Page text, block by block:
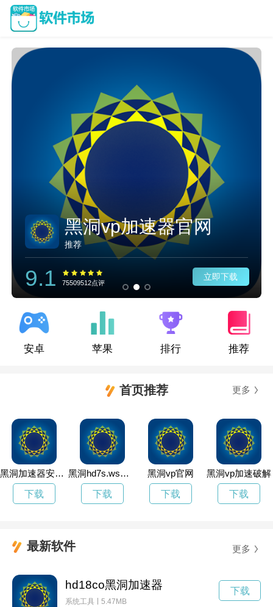
黑洞vp加速器官网
推荐
9.1 75509512点评
立即下载
安卓 苹果 排行 推荐
首页推荐 更多
黑洞加速器安卓版41.70mb
下载
黑洞hd7s.ws加速器
下载
黑洞vp官网
下载
黑洞vp加速破解
下载
最新软件 更多
hd18co黑洞加速器
系统工具 5.47MB
下载